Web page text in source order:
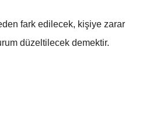
fark edilecek, kişiye zarar
düzeltilecek demektir.